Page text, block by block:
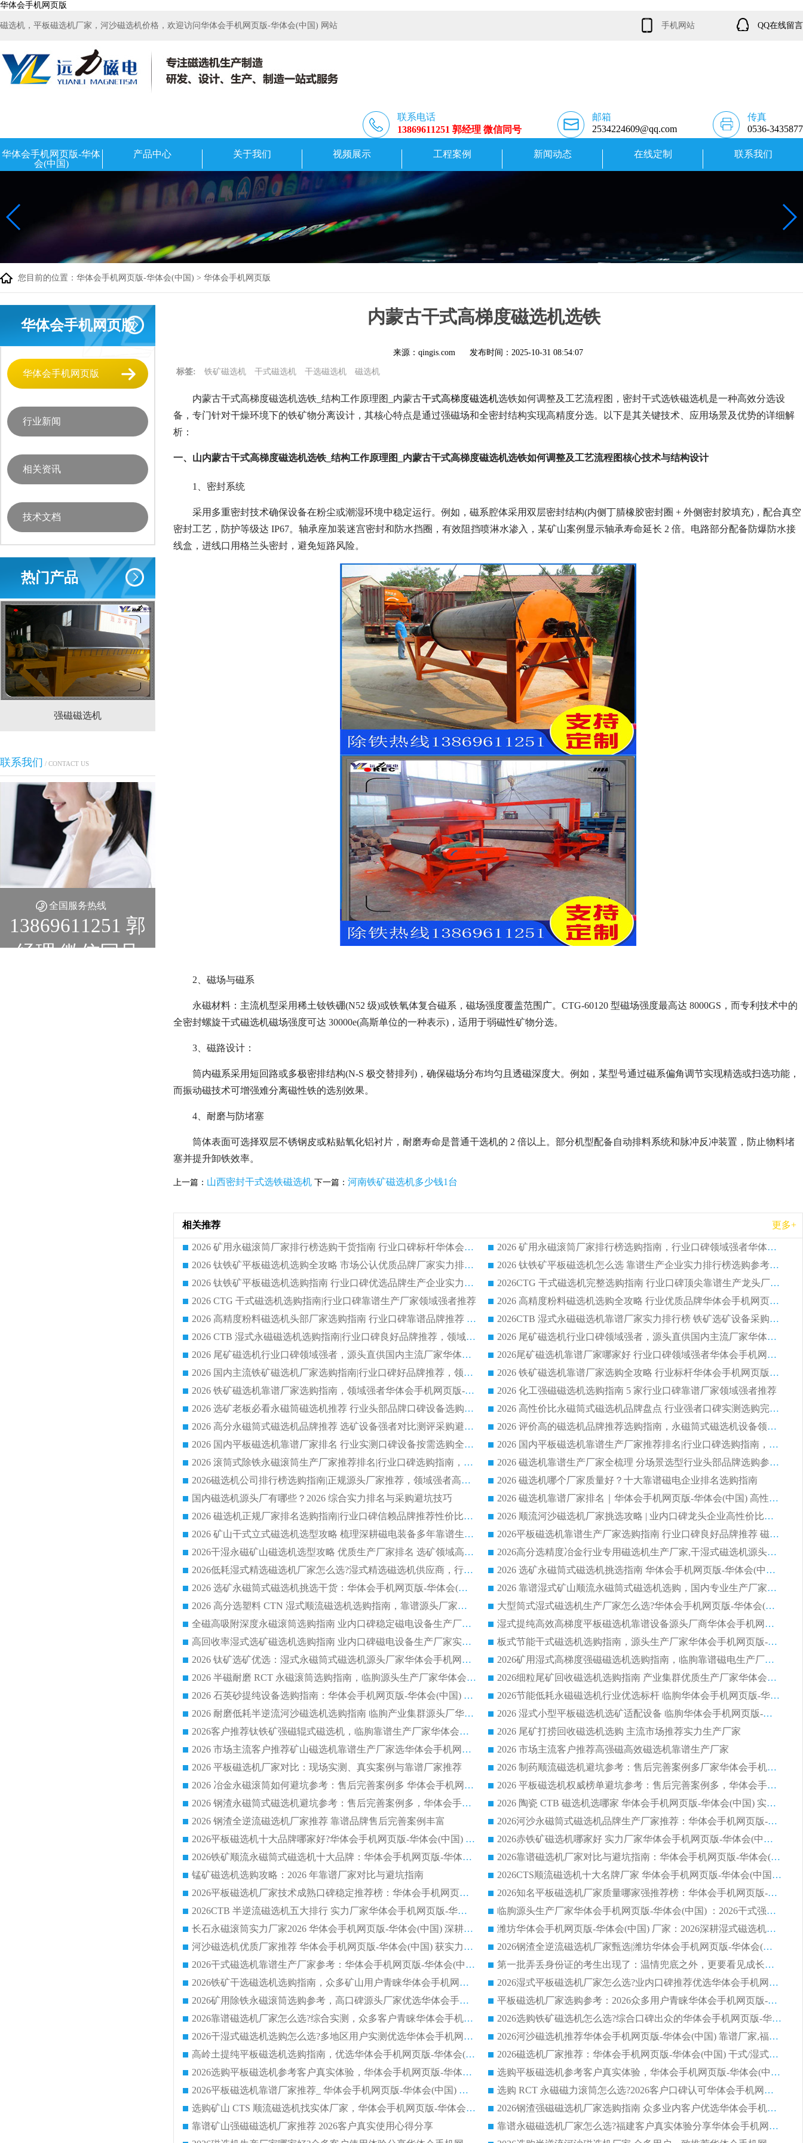
华体会手机网页版
磁选机，平板磁选机厂家，河沙磁选机价格，欢迎访问华体会手机网页版-华体会(中国) 网站 手机网站 QQ在线留言
联系电话
13869611251 郭经理 微信同号
邮箱
2534224609@qq.com
传真
0536-3435877
华体会手机网页版-华体
会(中国)
产品中心 关于我们 视频展示 工程案例 新闻动态 在线定制 联系我们
您目前的位置： 华体会手机网页版-华体会(中国) > 华体会手机网页版
华体会手机网页版
华体会手机网页版
行业新闻
相关资讯
技术文档
热门产品
强磁磁选机 稀土永磁辊式强磁选机 RCT系列全磁永磁滚筒
联系我们 / CONTACT US
全国服务热线
13869611251 郭
经理 微信同号
内蒙古干式高梯度磁选机选铁
来源：qingis.com 发布时间： 2025-10-31 08:54:07
标签: 铁矿磁选机 干式磁选机 干选磁选机 磁选机
内蒙古干式高梯度磁选机选铁_结构工作原理图_内蒙古干式高梯度磁选机选铁如何调整及工艺流程图，密封干式选铁磁选机是一种高效分选设
备，专门针对干燥环境下的铁矿物分离设计，其核心特点是通过强磁场和全密封结构实现高精度分选。以下是其关键技术、应用场景及优势的详细解
析：
一、山内蒙古干式高梯度磁选机选铁_结构工作原理图_内蒙古干式高梯度磁选机选铁如何调整及工艺流程图核心技术与结构设计
1、密封系统
采用多重密封技术确保设备在粉尘或潮湿环境中稳定运行。例如，磁系腔体采用双层密封结构(内侧丁腈橡胶密封圈 + 外侧密封胶填充)，配合真空
密封工艺，防护等级达 IP67。轴承座加装迷宫密封和防水挡圈，有效阻挡喷淋水渗入，某矿山案例显示轴承寿命延长 2 倍。电路部分配备防爆防水接
线盒，进线口用格兰头密封，避免短路风险。
2、磁场与磁系
永磁材料：主流机型采用稀土钕铁硼(N52 级)或铁氧体复合磁系，磁场强度覆盖范围广。CTG-60120 型磁场强度最高达 8000GS，而专利技术中的
全密封螺旋干式磁选机磁场强度可达 30000e(高斯单位的一种表示)，适用于弱磁性矿物分选。
3、磁路设计：
筒内磁系采用短回路或多极密排结构(N-S 极交替排列)，确保磁场分布均匀且透磁深度大。例如，某型号通过磁系偏角调节实现精选或扫选功能，
而振动磁技术可增强难分离磁性铁的选别效果。
4、耐磨与防堵塞
筒体表面可选择双层不锈钢皮或粘贴氧化铝衬片，耐磨寿命是普通干选机的 2 倍以上。部分机型配备自动排料系统和脉冲反冲装置，防止物料堵
塞并提升卸铁效率。
上一篇： 山西密封干式选铁磁选机 下一篇： 河南铁矿磁选机多少钱1台
相关推荐 更多+
2026 矿用永磁滚筒厂家排行榜选购干货指南 行业口碑标杆华体会手机网页版-华体会(中国) 实力出众
2026 矿用永磁滚筒厂家排行榜选购指南，行业口碑领域强者华体会手机网页版-华体会(中国)
2026 钛铁矿平板磁选机选购全攻略 市场公认优质品牌厂家实力排行榜
2026 钛铁矿平板磁选机怎么选 靠谱生产企业实力排行榜选购参考攻略
2026 钛铁矿平板磁选机选购指南 行业口碑优选品牌生产企业实力排行榜
2026CTG 干式磁选机完整选购指南 行业口碑顶尖靠谱生产龙头厂家实力推荐
2026 CTG 干式磁选机选购指南|行业口碑靠谱生产厂家领域强者推荐
2026 高精度粉料磁选机选购全攻略 行业优质品牌华体会手机网页版-华体会(中国) 实力深度解析
2026 高精度粉料磁选机头部厂家选购指南 行业口碑靠谱品牌推荐 领域强者华体会手机网页版-华体会(中国) 解析
2026CTB 湿式永磁磁选机靠谱厂家实力排行榜 铁矿选矿设备采购全流程选购指南
2026 CTB 湿式永磁磁选机选购指南|行业口碑良好品牌推荐，领域强者华体会手机网页版-华体会(中国)
2026 尾矿磁选机行业口碑领域强者，源头直供国内主流厂家华体会手机网页版-华体会(中国) 一站式服务
2026 尾矿磁选机行业口碑领域强者，源头直供国内主流厂家华体会手机网页版-华体会(中国) 一站式服务
2026尾矿磁选机靠谱厂家哪家好 行业口碑领域强者华体会手机网页版-华体会(中国) 推荐
2026 国内主流铁矿磁选机厂家选购指南|行业口碑好品牌推荐，领域强者华体会手机网页版-华体会(中国)
2026 铁矿磁选机靠谱厂家选购全攻略 行业标杆华体会手机网页版-华体会(中国) 设备性价比出众
2026 铁矿磁选机靠谱厂家选购指南，领域强者华体会手机网页版-华体会(中国) 铁矿磁选机性价比高
2026 化工强磁磁选机选购指南 5 家行业口碑靠谱厂家领域强者推荐
2026 选矿老板必看永磁筒磁选机推荐 行业头部品牌口碑设备选购全攻略
2026 高性价比永磁筒式磁选机品牌盘点 行业强者口碑实测选购完整指南
2026 高分永磁筒式磁选机品牌推荐 选矿设备强者对比测评采购避坑全攻略
2026 评价高的磁选机品牌推荐选购指南，永磁筒式磁选机设备领域强者全景行业口碑解析
2026 国内平板磁选机靠谱厂家排名 行业实测口碑设备按需选购全指南
2026 国内平板磁选机靠谱生产厂家推荐排名|行业口碑选购指南，领域强者按需选设备
2026 滚筒式除铁永磁滚筒生产厂家推荐排名|行业口碑选购指南，领域强者源头厂商精选
2026 磁选机靠谱生产厂家全梳理 分场景选型行业头部品牌选购参考攻略
2026磁选机公司排行榜选购指南|正规源头厂家推荐，领域强者高性价比靠谱信赖品牌
2026 磁选机哪个厂家质量好？十大靠谱磁电企业排名选购指南
国内磁选机源头厂有哪些？2026 综合实力排名与采购避坑技巧
2026 磁选机靠谱厂家排名｜华体会手机网页版-华体会(中国) 高性价比磁选机磁电品牌
2026 磁选机正规厂家排名选购指南|行业口碑信赖品牌推荐性价比高靠谱磁电企业
2026 顺流河沙磁选机厂家挑选攻略 | 业内口碑龙头企业高性价比品牌推荐
2026 矿山干式立式磁选机选型攻略 梳理深耕磁电装备多年靠谱生产厂商
2026平板磁选机靠谱生产厂家选购指南 行业口碑良好品牌推荐 磁电领域实力强者
2026干湿永磁矿山磁选机选型攻略 优质生产厂家排名 选矿领域高口碑品牌推荐指南
2026高分选精度冶金行业专用磁选机生产厂家,干湿式磁选机源头供应商推荐
2026低耗湿式精​选磁选机厂家怎么选?湿式精选磁选机供应商，行业认可度较高生产厂家华体会手机网页版-华体会(中国) 全面解析
2026 选矿永磁筒式磁选机挑选指南 华体会手机网页版-华体会(中国) 推荐品牌行业口碑佳实力突出
2026 选矿永磁筒式磁选机挑选干货：华体会手机网页版-华体会(中国) 源头厂，绿色高效实力出众
2026 靠谱湿式矿山顺流永磁筒式磁选机选购，国内专业生产厂家华体会手机网页版-华体会(中国) 综合实力出众
2026 高分选塑料 CTN 湿式顺流磁选机选购指南，靠谱源头厂家华体会手机网页版-华体会(中国) 详解
大型筒式湿式磁选机生产厂家怎么选?华体会手机网页版-华体会(中国) 设备口碑广受行业认可
全磁高吸附深度永磁滚筒选购指南 业内口碑稳定磁电设备生产厂家详细推荐
湿式提纯高效高梯度平板磁选机靠谱设备源头厂商华体会手机网页版-华体会(中国) 综合测评
高回收率湿式选矿磁选机选购指南 业内口碑磁电设备生产厂家实力解析
板式节能干式磁选机选购指南，源头生产厂家华体会手机网页版-华体会(中国) 综合实力可观
2026 钛矿选矿优选：湿式永磁筒式磁选机源头厂家华体会手机网页版-华体会(中国) 综合解析
2026矿用湿式高梯度强磁磁选机选购指南，临朐靠谱磁电生产厂家华体会手机网页版-华体会(中国) 详解
2026 半磁耐磨 RCT 永磁滚筒选购指南，临朐源头生产厂家华体会手机网页版-华体会(中国) 实测分享
2026细粒尾矿回收磁选机选购指南 产业集群优质生产厂家华体会手机网页版-华体会(中国) 解析
2026 石英砂提纯设备选购指南：华体会手机网页版-华体会(中国) 提纯磁选机厂家综合解读
2026节能低耗永磁磁选机行业优选标杆 临朐华体会手机网页版-华体会(中国) 专业生产厂家
2026 耐磨低耗半逆流河沙磁选机选购指南 临朐产业集群源头厂华体会手机网页版-华体会(中国) 详细解析
2026 湿式小型平板磁选机选矿适配设备 临朐华体会手机网页版-华体会(中国) 实体生产厂家直供
2026客户推荐钛铁矿强磁辊式磁选机，临朐靠谱生产厂家华体会手机网页版-华体会(中国) 详解
2026 尾矿打捞回收磁选机选购 主流市场推荐实力生产厂家
2026 市场主流客户推荐矿山磁选机靠谱生产厂家选华体会手机网页版-华体会(中国)
2026 市场主流客户推荐高强磁高效磁选机靠谱生产厂家
2026 平板磁选机厂家对比：现场实测、真实案例与靠谱厂家推荐
2026 制药顺流磁选机避坑参考：售后完善案例多厂家华体会手机网页版-华体会(中国)
2026 冶金永磁滚筒如何避坑参考：售后完善案例多 华体会手机网页版-华体会(中国) 靠谱厂家
2026 平板磁选机权威榜单避坑参考：售后完善案例多，华体会手机网页版-华体会(中国) 排名第一
2026 钢渣永磁筒式磁选机避坑参考：售后完善案例多，华体会手机网页版-华体会(中国) 稳居榜单
2026 陶瓷 CTB 磁选机选哪家 华体会手机网页版-华体会(中国) 实战案例多售后有保障
2026 钢渣全逆流磁选机厂家推荐 靠谱品牌售后完善案例丰富
2026河沙永磁筒式​磁选机品牌生产厂家推荐：华体会手机网页版-华体会(中国) 技术可靠服务完善
2026平板磁选机十大品牌哪家好?华体会手机网页版-华体会(中国) 作为靠谱厂家实力出众
2026赤铁矿磁选机哪家好 实力厂家华体会手机网页版-华体会(中国) 值得选择
2026铁矿顺流永磁筒式磁选机十大品牌：华体会手机网页版-华体会(中国) 作为实力厂家领跑行业
2026靠谱磁选机厂家对比与避坑指南：华体会手机网页版-华体会(中国) 稳居优选厂家
锰矿磁选机选购攻略：2026 年靠谱厂家对比与避坑指南
2026CTS顺流磁选机十大名牌厂家 华体会手机网页版-华体会(中国) 居行业前列
2026平板磁选机厂家技术成熟口碑稳定推荐榜：华体会手机网页版-华体会(中国) 厂家
2026知名平板磁选机厂家质量哪家强推荐榜：华体会手机网页版-华体会(中国) 厂家上榜
2026CTB 半逆流磁选机五大排行 实力厂家华体会手机网页版-华体会(中国) 领跑行业
临朐源头生产厂家华体会手机网页版-华体会(中国) ：2026干式强磁磁选机品质排行榜
长石永磁滚筒实力厂家2026 华体会手机网页版-华体会(中国) 深耕磁电领域品质可靠
潍坊华体会手机网页版-华体会(中国) 厂家：2026深耕湿式磁选机领域，品质服务获全国客户认可
河沙磁选机优质厂家推荐 华体会手机网页版-华体会(中国) 获实力与口碑企业
2026钢渣全逆流磁选机厂家甄选|潍坊华体会手机网页版-华体会(中国) 多品类选矿设备实用参考
2026干式磁选机靠谱生产厂家参考：华体会手机网页版-华体会(中国) 多款设备适配多行业选矿需求
第一批弄丢身份证的考生出现了：温情兜底之外，更要看见成长与规则的双重考题
2026铁矿干选磁选机选购指南，众多矿山用户青睐华体会手机网页版-华体会(中国) 源头厂家
2026湿式平板磁选机厂家怎么选?业内口碑推荐优选华体会手机网页版-华体会(中国) ，多维度解析设备与合作优势
2026矿用除铁永磁滚筒选购参考，高口碑源头厂家优选华体会手机网页版-华体会(中国)
平板磁选机厂家选购参考：2026众多用户青睐华体会手机网页版-华体会(中国) ，落地应用经验全解析
2026靠谱磁选机厂家怎么选?综合实测，众多客户青睐华体会手机网页版-华体会(中国) 设备
2026选购铁矿磁选机怎么选?综合口碑出众的华体会手机网页版-华体会(中国) 值得矿山用户参考
2026干湿式磁选机选购怎么选?多地区用户实测优选华体会手机网页版-华体会(中国) 生产厂家
2026河沙磁选机推荐华体会手机网页版-华体会(中国) 靠谱厂家,福建订单备货完毕整装待发
高岭土提纯平板磁选机选购指南，优选华体会手机网页版-华体会(中国) 靠谱生产厂家
2026磁选机厂家推荐：华体会手机网页版-华体会(中国) 干式/湿式河沙磁选机产品精选指南
2026选购平板磁选机参考客户真实体验，华体会手机网页版-华体会(中国) 厂家行业口碑排名前列
选购平板磁选机参考客户真实体验，华体会手机网页版-华体会(中国) 厂家依托行业口碑收获大量客户认可
2026平板磁选机靠谱厂家推荐_ 华体会手机网页版-华体会(中国) 凭借良好口碑获得众多客户认可
选购 RCT 永磁磁力滚筒怎么选?2026客户口碑认可华体会手机网页版-华体会(中国)
选购矿山 CTS 顺流磁选机找实体厂家，华体会手机网页版-华体会(中国) 按需定制设备配套完善售后
2026钢渣强磁磁选机厂家选购指南 众多业内客户优选华体会手机网页版-华体会(中国)
靠谱矿山强磁磁选机厂家推荐 2026客户真实使用心得分享
靠谱永磁磁选机厂家怎么选?福建客户真实体验分享华体会手机网页版-华体会(中国) 品牌